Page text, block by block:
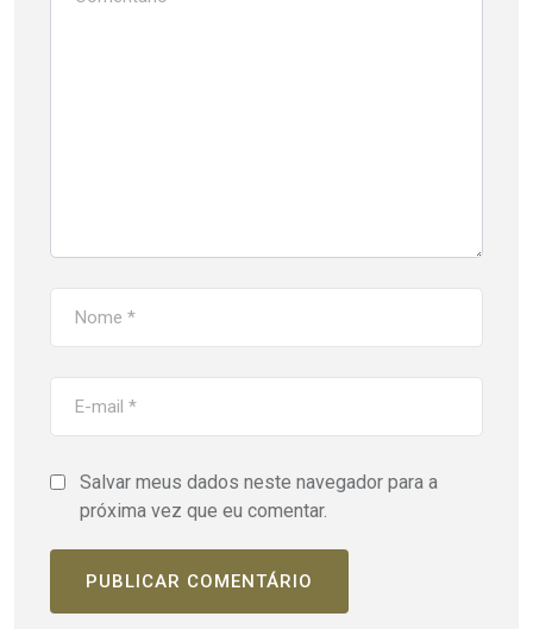
Salvar meus dados neste navegador para a
próxima vez que eu comentar.